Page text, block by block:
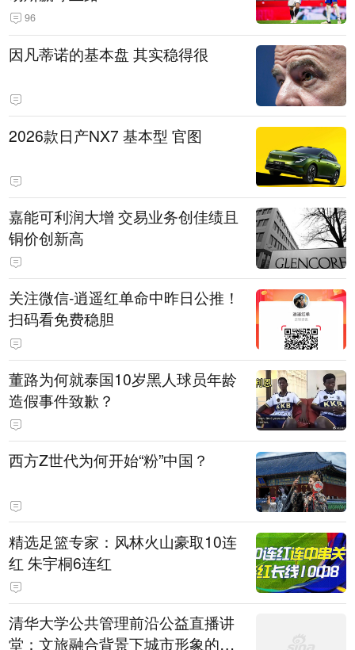
96
因凡蒂诺的基本盘 其实稳得很
2026款日产NX7 基本型 官图
嘉能可利润大增 交易业务创佳绩且
铜价创新高
关注微信-逍遥红单命中昨日公推！
扫码看免费稳胆
董路为何就泰国10岁黑人球员年龄
造假事件致歉？
西方Z世代为何开始“粉”中国？
精选足篮专家：风林火山豪取10连
红 朱宇桐6连红
清华大学公共管理前沿公益直播讲
堂：文旅融合背景下城市形象的构